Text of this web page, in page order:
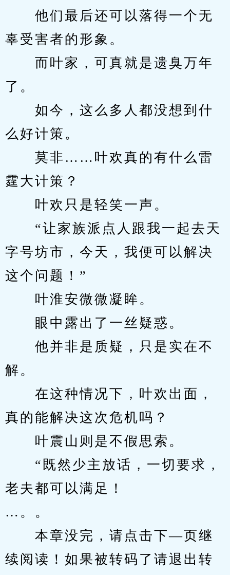
他们最后还可以落得一个无
辜受害者的形象。
而叶家，可真就是遗臭万年
了。
如今，这么多人都没想到什
么好计策。
莫非……叶欢真的有什么雷
霆大计策？
叶欢只是轻笑一声。
“让家族派点人跟我一起去天
字号坊市，今天，我便可以解决
这个问题！”
叶淮安微微凝眸。
眼中露出了一丝疑惑。
他并非是质疑，只是实在不
解。
在这种情况下，叶欢出面，
真的能解决这次危机吗？
叶震山则是不假思索。
“既然少主放话，一切要求，
老夫都可以满足！
…。。
本章没完，请点击下—页继
续阅读！如果被转码了请退出转